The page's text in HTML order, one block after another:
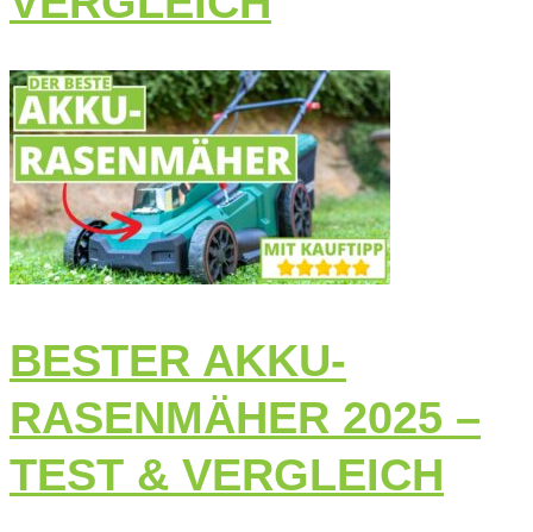
BESTER AKKU-
RASENMÄHER 2025 –
TEST & VERGLEICH